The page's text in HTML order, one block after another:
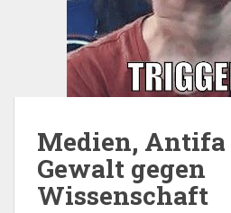
Medien, Antifa
Gewalt gegen
Wissenschaft